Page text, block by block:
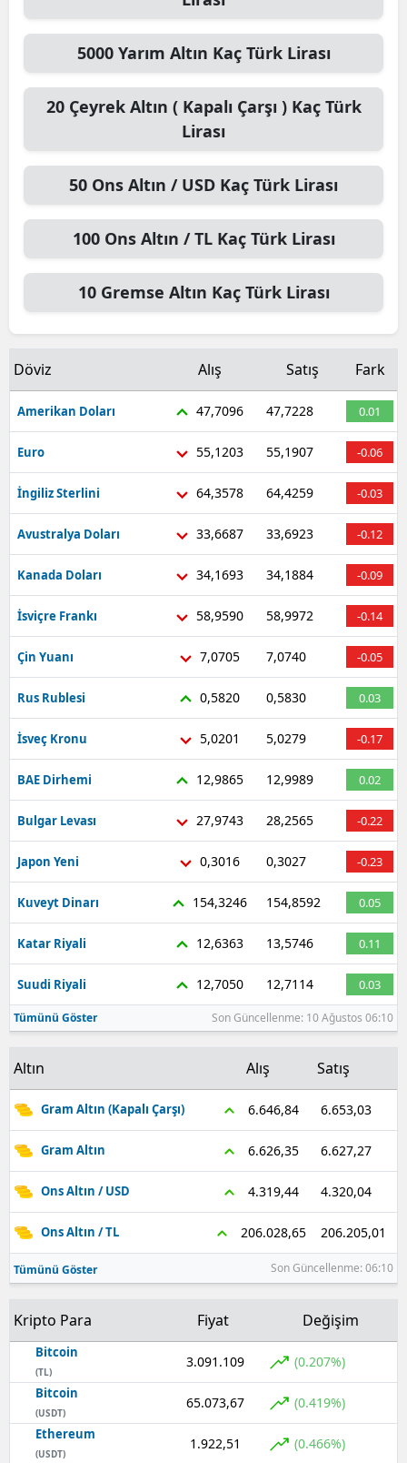
5000 Yarım Altın Kaç Türk Lirası
20 Çeyrek Altın ( Kapalı Çarşı )Kaç Türk
Lirası
50 Ons Altın / USD Kaç Türk Lirası
100 Ons Altın / TLKaç Türk Lirası
10 Gremse Altın Kaç Türk Lirası
Döviz Alış Satış Fark
Amerikan Doları 47,7096 47,7228 0.01
Euro 55,1203 55,1907 -0.06
İngiliz Sterlini 64,3578 64,4259 -0.03
Avustralya Doları 33,6687 33,6923 -0.12
Kanada Doları 34,1693 34,1884 -0.09
İsviçre Frankı 58,9590 58,9972 -0.14
Çin Yuanı 7,0705 7,0740 -0.05
Rus Rublesi 0,5820 0,5830 0.03
İsveç Kronu 5,0201 5,0279 -0.17
BAE Dirhemi 12,9865 12,9989 0.02
Bulgar Levası 27,9743 28,2565 -0.22
Japon Yeni 0,3016 0,3027 -0.23
Kuveyt Dinarı 154,3246 154,8592 0.05
Katar Riyali 12,6363 13,5746 0.11
Suudi Riyali 12,7050 12,7114 0.03
Tümünü Göster Son Güncellenme: 10 Ağustos 06:10
Altın Alış Satış
Gram Altın (Kapalı Çarşı) 6.646,84 6.653,03
Gram Altın 6.626,35 6.627,27
Ons Altın / USD 4.319,44 4.320,04
Ons Altın / TL 206.028,65 206.205,01
Tümünü Göster Son Güncellenme: 06:10
Kripto Para Fiyat Değişim
Bitcoin
(TL)
3.091.109 (0.207%)
Bitcoin
(USDT)
65.073,67 (0.419%)
Ethereum
(USDT)
1.922,51 (0.466%)